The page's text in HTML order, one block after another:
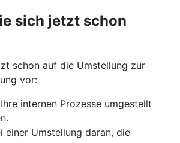
sich jetzt schon
schon auf die Umstellung zur
vor:
internen Prozesse umgestellt
einer Umstellung daran, die